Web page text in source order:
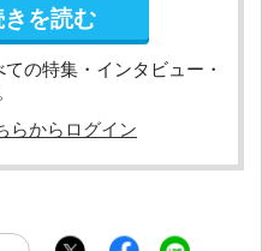
を読む
の特集・インタビュー・
らからログイン